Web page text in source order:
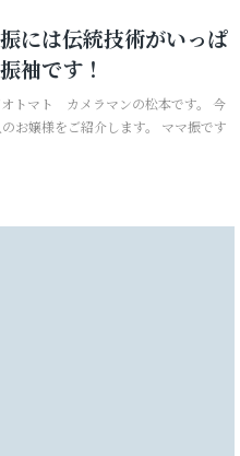
には伝統技術がいっぱ
袖です！
トマト カメラマンの松本です。 今
お嬢様をご紹介します。 ママ振です